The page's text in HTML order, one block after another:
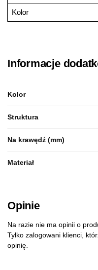
Kolor
Informacje
Kolor
Struktura
Na krawędź (mm)
Materiał
Opinie
Na razie nie ma opinii o
Tylko zalogowani klienci,
opinię.